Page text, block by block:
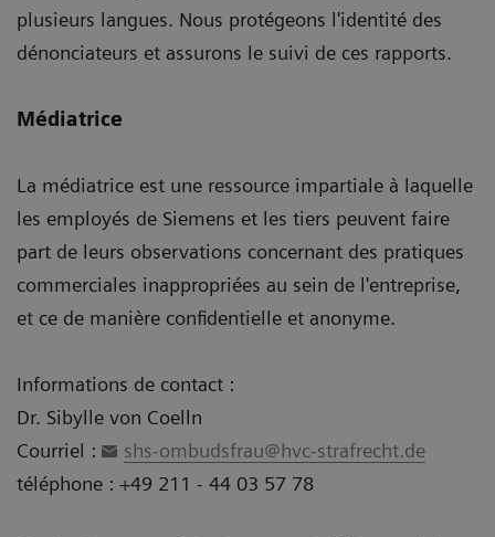
plusieurs langues. Nous protégeons l'identité des
dénonciateurs et assurons le suivi de ces rapports.
Médiatrice
La médiatrice est une ressource impartiale à laquelle
les employés de Siemens et les tiers peuvent faire
part de leurs observations concernant des pratiques
commerciales inappropriées au sein de l'entreprise,
et ce de manière confidentielle et anonyme.
Informations de contact :
Dr. Sibylle von Coelln
Courriel :
shs-ombudsfrau@hvc-strafrecht.de
téléphone : +49 211 - 44 03 57 78